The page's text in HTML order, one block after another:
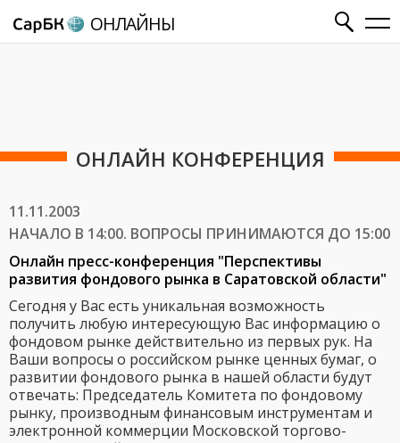
ОНЛАЙНЫ
ОНЛАЙН КОНФЕРЕНЦИЯ
11.11.2003
НАЧАЛО В 14:00. ВОПРОСЫ ПРИНИМАЮТСЯ ДО 15:00
Онлайн пресс-конференция "Перспективы
развития фондового рынка в Саратовской области"
Сегодня у Вас есть уникальная возможность
получить любую интересующую Вас информацию о
фондовом рынке действительно из первых рук. На
Ваши вопросы о российском рынке ценных бумаг, о
развитии фондового рынка в нашей области будут
отвечать: Председатель Комитета по фондовому
рынку, производным финансовым инструментам и
электронной коммерции Московской торгово-